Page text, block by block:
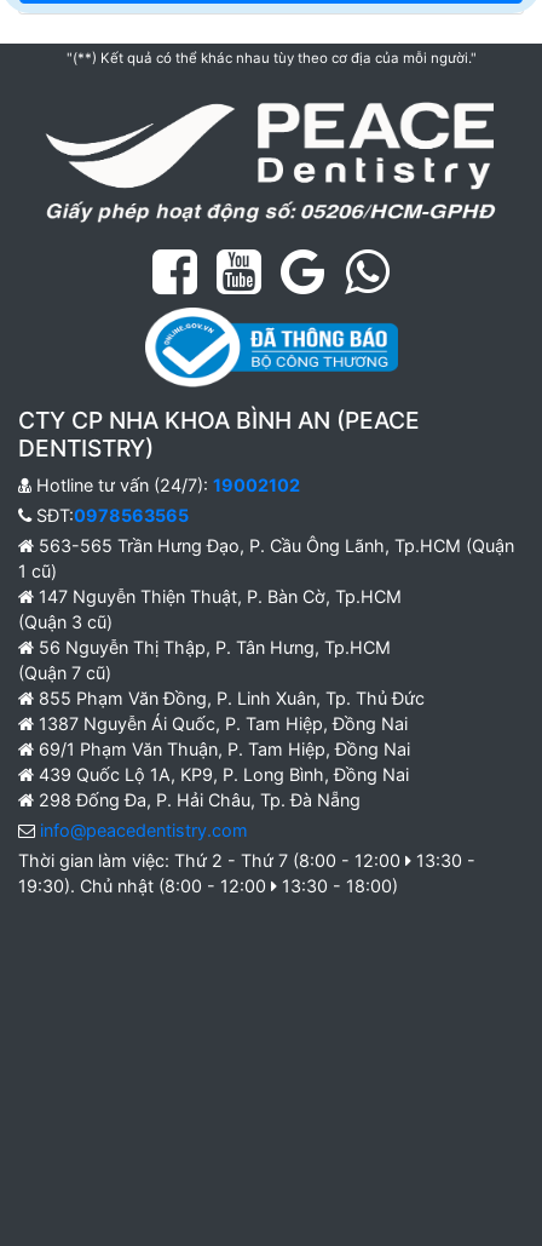
"(**) Kết quả có thể khác nhau tùy theo cơ địa của mỗi người."
CTY CP NHA KHOA BÌNH AN (PEACE
DENTISTRY)
Hotline tư vấn (24/7): 19002102
SĐT:0978563565
563-565 Trần Hưng Đạo, P. Cầu Ông Lãnh, Tp.HCM (Quận
1 cũ)
147 Nguyễn Thiện Thuật, P. Bàn Cờ, Tp.HCM
(Quận 3 cũ)
56 Nguyễn Thị Thập, P. Tân Hưng, Tp.HCM
(Quận 7 cũ)
855 Phạm Văn Đồng, P. Linh Xuân, Tp. Thủ Đức
1387 Nguyễn Ái Quốc, P. Tam Hiệp, Đồng Nai
69/1 Phạm Văn Thuận, P. Tam Hiệp, Đồng Nai
439 Quốc Lộ 1A, KP9, P. Long Bình, Đồng Nai
298 Đống Đa, P. Hải Châu, Tp. Đà Nẵng
info@peacedentistry.com
Thời gian làm việc: Thứ 2 - Thứ 7 (8:00 - 12:00
13:30 -
19:30). Chủ nhật (8:00 - 12:00
13:30 - 18:00)